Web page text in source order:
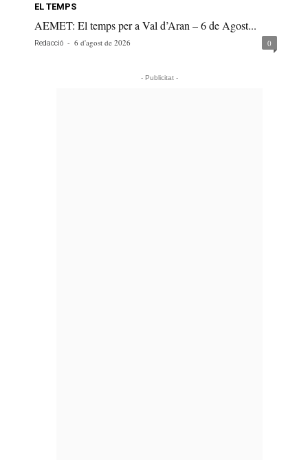
EL TEMPS
AEMET: El temps per a Val d’Aran – 6 de Agost...
Redacció - 6 d'agost de 2026 0
- Publicitat -